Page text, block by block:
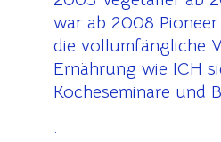
war ab 2008
die vollumfängliche
Ernährung wie ICH
Kocheseminare und
.